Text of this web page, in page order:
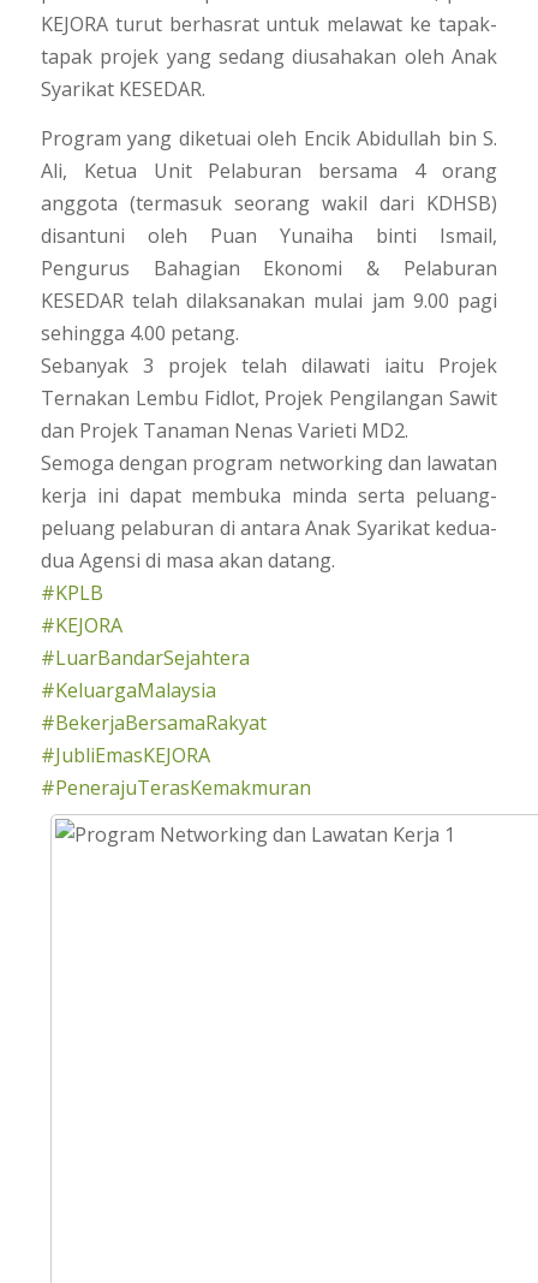
KEJORA turut berhasrat untuk melawat ke tapak-
tapak projek yang sedang diusahakan oleh Anak
Syarikat KESEDAR.
Program yang diketuai oleh Encik Abidullah bin S.
Ali, Ketua Unit Pelaburan bersama 4 orang
anggota (termasuk seorang wakil dari KDHSB)
disantuni oleh Puan Yunaiha binti Ismail,
Pengurus Bahagian Ekonomi & Pelaburan
KESEDAR telah dilaksanakan mulai jam 9.00 pagi
sehingga 4.00 petang.
Sebanyak 3 projek telah dilawati iaitu Projek
Ternakan Lembu Fidlot, Projek Pengilangan Sawit
dan Projek Tanaman Nenas Varieti MD2.
Semoga dengan program networking dan lawatan
kerja ini dapat membuka minda serta peluang-
peluang pelaburan di antara Anak Syarikat kedua-
dua Agensi di masa akan datang.
#KPLB
#KEJORA
#LuarBandarSejahtera
#KeluargaMalaysia
#BekerjaBersamaRakyat
#JubliEmasKEJORA
#PenerajuTerasKemakmuran